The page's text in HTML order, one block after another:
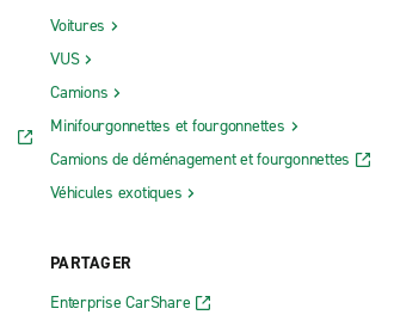
Voitures
VUS
Camions
Minifourgonnettes et fourgonnettes
Camions de déménagement et fourgonnettes
Véhicules exotiques
PARTAGER
Enterprise CarShare